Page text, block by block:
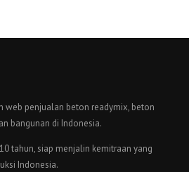
web penjualan beton readymix, beton
bangunan di Indonesia.
tahun, siap menjalin kemitraan yang
Indonesia.